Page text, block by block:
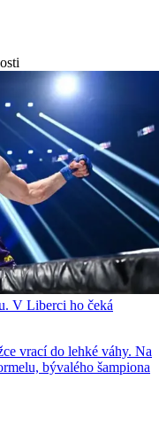
V Liberci ho čeká
vrací do lehké váhy. Na
bývalého šampiona